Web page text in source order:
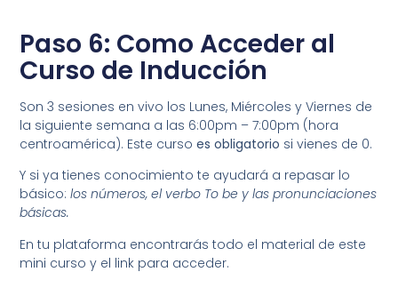
Paso 6: Como Acceder al
Curso de Inducción
Son 3 sesiones en vivo los Lunes, Miércoles y Viernes de
la siguiente semana a las 6:00pm – 7:00pm (hora
centroamérica). Este cursoes obligatorio si vienes de 0.
Y si ya tienes conocimiento te ayudará a repasar lo
básico:los números, el verbo To be y las pronunciaciones
básicas.
En tu plataforma encontrarás todo el material de este
mini curso y el link para acceder.